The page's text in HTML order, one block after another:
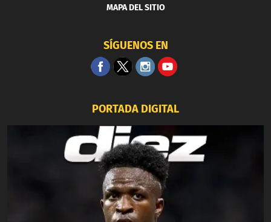
MAPA DEL SITIO
SÍGUENOS EN
PORTADA DIGITAL